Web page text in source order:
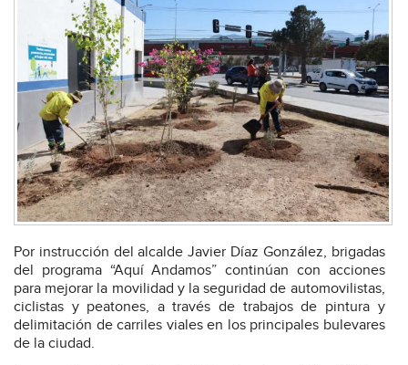
Por instrucción del alcalde Javier Díaz González, brigadas
del programa “Aquí Andamos” continúan con acciones
para mejorar la movilidad y la seguridad de automovilistas,
ciclistas y peatones, a través de trabajos de pintura y
delimitación de carriles viales en los principales bulevares
de la ciudad.